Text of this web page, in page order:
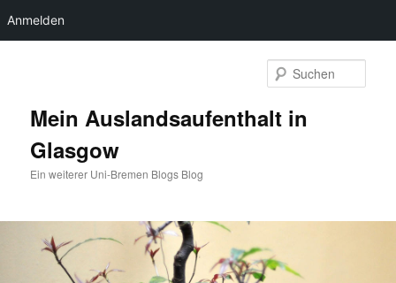
Anmelden
Mein Auslandsaufenthalt in
Glasgow
Ein weiterer Uni-Bremen Blogs Blog